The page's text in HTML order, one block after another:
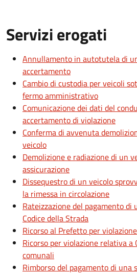
Servizi erogati
Annullamento in autotutela di
accertamento
Cambio di custodia per veicoli
fermo amministrativo
Comunicazione dei dati del
accertamento di violazione
Conferma di avvenuta
veicolo
Demolizione e radiazione di un
assicurazione
Dissequestro di un veicolo
la rimessa in circolazione
Rateizzazione del pagamento di
Codice della Strada
Ricorso al Prefetto per
Ricorso per violazione relativa a
comunali
Rimborso del pagamento di